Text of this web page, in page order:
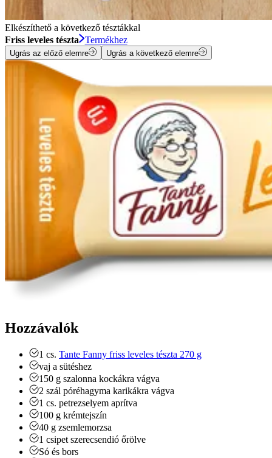
Elkészíthető a következő tésztákkal
Friss leveles tészta
Termékhez
Ugrás az előző elemre Ugrás a következő elemre
Hozzávalók
1 cs. Tante Fanny friss leveles tészta 270 g
vaj a sütéshez
150 g szalonna kockákra vágva
2 szál póréhagyma karikákra vágva
1 cs. petrezselyem aprítva
100 g krémtejszín
40 g zsemlemorzsa
1 csipet szerecsendió őrölve
Só és bors